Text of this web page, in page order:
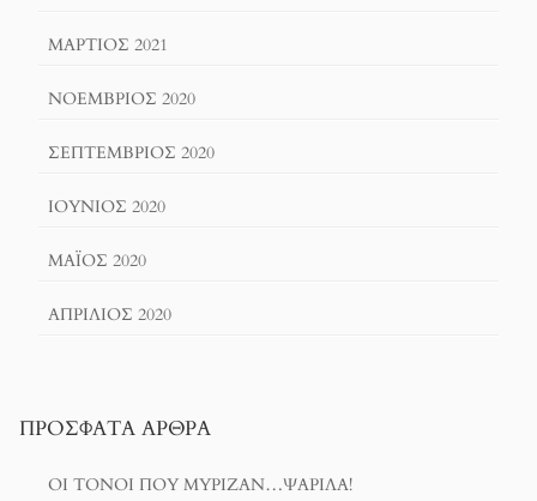
ΜΆΡΤΙΟΣ 2021
ΝΟΈΜΒΡΙΟΣ 2020
ΣΕΠΤΈΜΒΡΙΟΣ 2020
ΙΟΎΝΙΟΣ 2020
ΜΆΙΟΣ 2020
ΑΠΡΊΛΙΟΣ 2020
ΠΡΌΣΦΑΤΑ ΆΡΘΡΑ
ΟΙ ΤΌΝΟΙ ΠΟΥ ΜΎΡΙΖΑΝ…ΨΑΡΊΛΑ!